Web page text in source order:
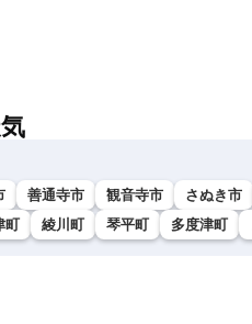
善通寺市 観音寺市 さぬき市
町 綾川町 琴平町 多度津町